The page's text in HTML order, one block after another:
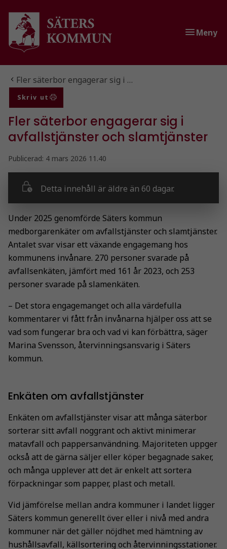
Gå till innehåll
Gå till huvudmeny
Meny
Du är här:
Fler säterbor engagerar sig i …
Skriv ut
Fler säterbor engagerar sig i
avfallstjänster och slamtjänster
Publicerad: 4 mars 2026 11.40
Detta innehåll är äldre än 60 dagar.
Under 2025 genomförde Säters kommun
medborgarenkäter om avfallstjänster och slamtjänster.
Antalet svar visar ett växande engagemang hos
kommunens invånare. 270 personer svarade på
avfallsenkäten, jämfört med 161 år 2023, och 253
personer svarade på slamenkäten.
– Det stora engagemanget och alla värdefulla
kommentarer vi fått från invånarna hjälper oss att se
vad som fungerar bra och vad vi kan förbättra, säger
Marina Svensson, återvinningsansvarig i Säters
kommun.
Enkäten om avfallstjänster
Enkäten om avfallstjänster visar att många säterbor
sorterar sitt avfall noggrant och aktivt minimerar
matavfall och pappersanvändning. Majoriteten uppger
också att de gärna säljer eller köper begagnade saker,
och många upplever att det är enkelt att sortera
förpackningar som papper, plast och metall.
Vid jämförelse mellan andra kommuner i landet ligger
Säters kommun generellt över eller i nivå med andra
kommuner när det gäller nöjdhet med hämtning av
hushållsavfall, källsortering och återvinningsstationer.